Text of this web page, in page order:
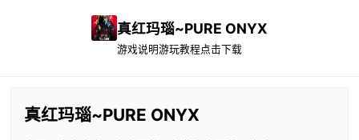
真红玛瑙~PURE ONYX
游戏说明游玩教程点击下载
真红玛瑙~PURE ONYX